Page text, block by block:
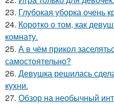
23. Глубокая уборка очень
24. Коротко о том, как
комнату.
25. А в чём прикол
самостоятельно?
26. Девушка решилась
кухни.
27. Обзор на необычный